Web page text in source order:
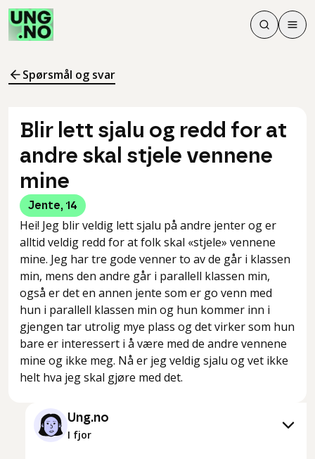
Søk
Søk
Meny
Spørsmål og svar
Blir lett sjalu og redd for at
andre skal stjele vennene
mine
Jente, 14
Hei! Jeg blir veldig lett sjalu på andre jenter og er
alltid veldig redd for at folk skal «stjele» vennene
mine. Jeg har tre gode venner to av de går i klassen
min, mens den andre går i parallell klassen min,
også er det en annen jente som er go venn med
hun i parallell klassen min og hun kommer inn i
gjengen tar utrolig mye plass og det virker som hun
bare er interessert i å være med de andre vennene
mine og ikke meg. Nå er jeg veldig sjalu og vet ikke
helt hva jeg skal gjøre med det.
Ung.no
I fjor